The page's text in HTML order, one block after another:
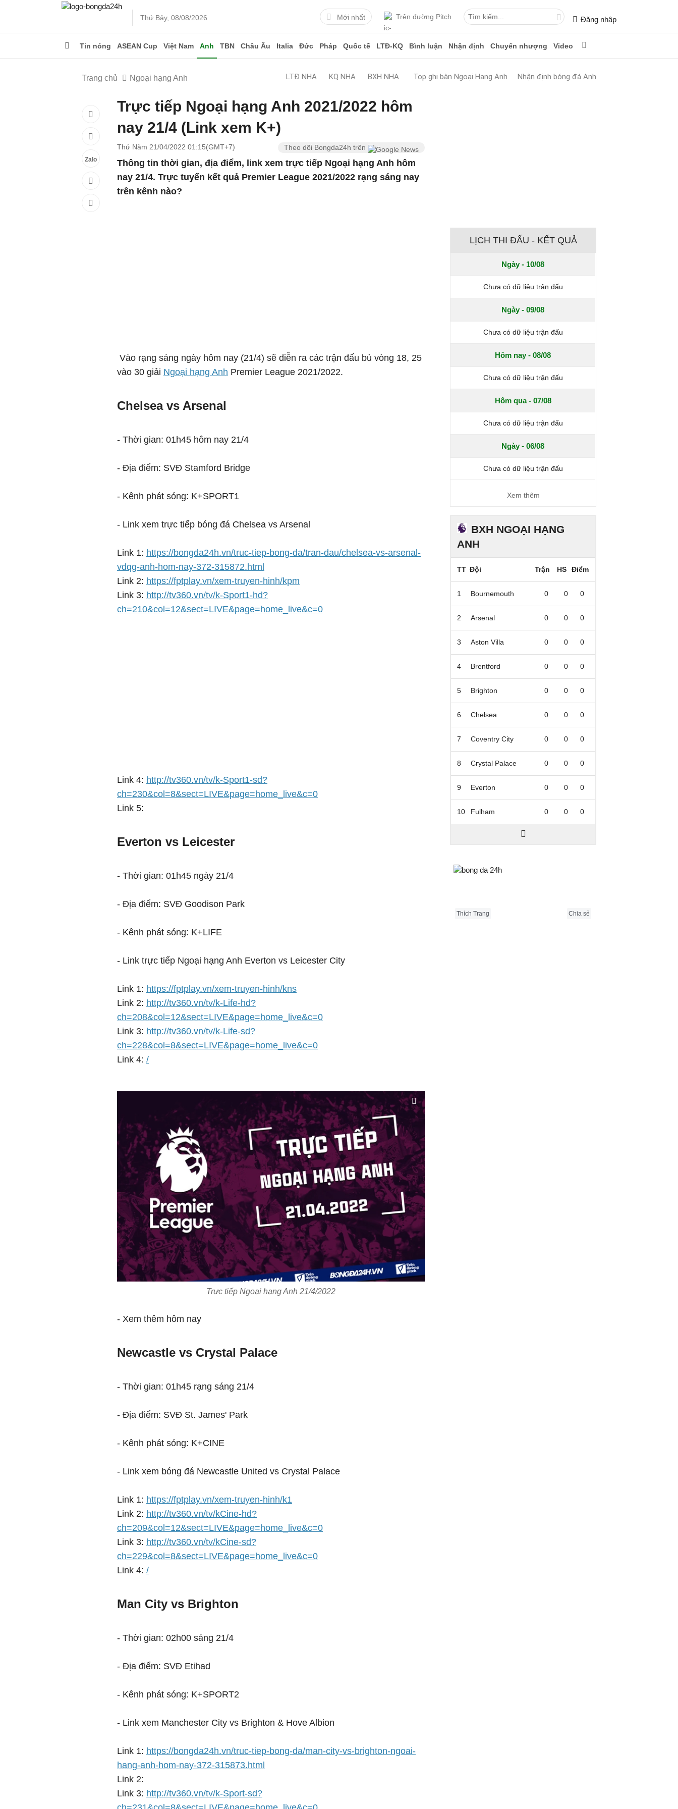
Thứ Bảy, 08/08/2026 Mới nhất Trên đường Pitch Đăng nhập
Tin nóng ASEAN Cup Việt Nam Anh TBN Châu Âu Italia Đức Pháp Quốc tế LTĐ-KQ Bình luận Nhận định Chuyển nhượng Video
Trang chủ Ngoại hạng Anh LTĐ NHA KQ NHA BXH NHA Top ghi bàn Ngoại Hạng Anh Nhận định bóng đá Anh
Zalo
Trực tiếp Ngoại hạng Anh 2021/2022 hôm
nay 21/4 (Link xem K+)
Thứ Năm 21/04/2022 01:15(GMT+7) Theo dõi Bongda24h trên
Thông tin thời gian, địa điểm, link xem trực tiếp Ngoại hạng Anh hôm
nay 21/4. Trực tuyến kết quả Premier League 2021/2022 rạng sáng nay
trên kênh nào?
Vào rạng sáng ngày hôm nay (21/4) sẽ diễn ra các trận đấu bù vòng 18, 25
vào 30 giải Ngoại hạng Anh Premier League 2021/2022.
Chelsea vs Arsenal
- Thời gian: 01h45 hôm nay 21/4
- Địa điểm: SVĐ Stamford Bridge
- Kênh phát sóng: K+SPORT1
- Link xem trực tiếp bóng đá Chelsea vs Arsenal
Link 1: https://bongda24h.vn/truc-tiep-bong-da/tran-dau/chelsea-vs-arsenal-
vdqg-anh-hom-nay-372-315872.html
Link 2: https://fptplay.vn/xem-truyen-hinh/kpm
Link 3: http://tv360.vn/tv/k-Sport1-hd?
ch=210&col=12&sect=LIVE&page=home_live&c=0
Link 4: http://tv360.vn/tv/k-Sport1-sd?
ch=230&col=8&sect=LIVE&page=home_live&c=0
Link 5:
Everton vs Leicester
- Thời gian: 01h45 ngày 21/4
- Địa điểm: SVĐ Goodison Park
- Kênh phát sóng: K+LIFE
- Link trực tiếp Ngoại hạng Anh Everton vs Leicester City
Link 1: https://fptplay.vn/xem-truyen-hinh/kns
Link 2: http://tv360.vn/tv/k-Life-hd?
ch=208&col=12&sect=LIVE&page=home_live&c=0
Link 3: http://tv360.vn/tv/k-Life-sd?
ch=228&col=8&sect=LIVE&page=home_live&c=0
Link 4: /
Trực tiếp Ngoại hạng Anh 21/4/2022
- Xem thêm hôm nay
Newcastle vs Crystal Palace
- Thời gian: 01h45 rạng sáng 21/4
- Địa điểm: SVĐ St. James' Park
- Kênh phát sóng: K+CINE
- Link xem bóng đá Newcastle United vs Crystal Palace
Link 1: https://fptplay.vn/xem-truyen-hinh/k1
Link 2: http://tv360.vn/tv/kCine-hd?
ch=209&col=12&sect=LIVE&page=home_live&c=0
Link 3: http://tv360.vn/tv/kCine-sd?
ch=229&col=8&sect=LIVE&page=home_live&c=0
Link 4: /
Man City vs Brighton
- Thời gian: 02h00 sáng 21/4
- Địa điểm: SVĐ Etihad
- Kênh phát sóng: K+SPORT2
- Link xem Manchester City vs Brighton & Hove Albion
Link 1: https://bongda24h.vn/truc-tiep-bong-da/man-city-vs-brighton-ngoai-
hang-anh-hom-nay-372-315873.html
Link 2:
Link 3: http://tv360.vn/tv/k-Sport-sd?
LỊCH THI ĐẤU - KẾT QUẢ
Ngày - 10/08
Chưa có dữ liệu trận đấu
Ngày - 09/08
Chưa có dữ liệu trận đấu
Hôm nay - 08/08
Chưa có dữ liệu trận đấu
Hôm qua - 07/08
Chưa có dữ liệu trận đấu
Ngày - 06/08
Chưa có dữ liệu trận đấu
Xem thêm
BXH NGOẠI HẠNG
ANH
TT Đội Trận HS Điểm
1 Bournemouth 0 0 0
2 Arsenal 0 0 0
3 Aston Villa 0 0 0
4 Brentford 0 0 0
5 Brighton 0 0 0
6 Chelsea 0 0 0
7 Coventry City 0 0 0
8 Crystal Palace 0 0 0
9 Everton 0 0 0
10 Fulham 0 0 0
Thích Trang Chia sẻ